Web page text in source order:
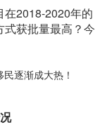
2018-2020年的
获批量最高？今